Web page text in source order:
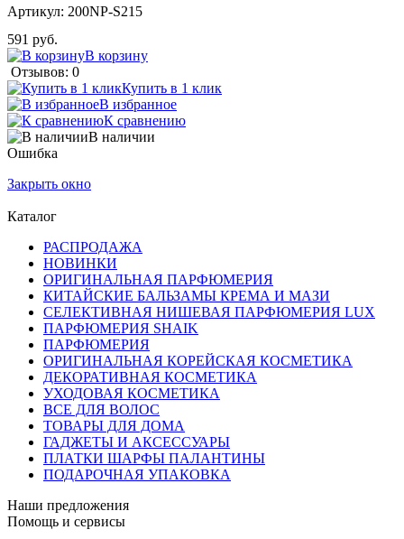
Артикул: 200NP-S215
591 руб.
В корзину
Отзывов: 0
Купить в 1 клик
В избранное
К сравнению
В наличии
Ошибка
Закрыть окно
Каталог
РАСПРОДАЖА
НОВИНКИ
ОРИГИНАЛЬНАЯ ПАРФЮМЕРИЯ
КИТАЙСКИЕ БАЛЬЗАМЫ КРЕМА И МАЗИ
СЕЛЕКТИВНАЯ НИШЕВАЯ ПАРФЮМЕРИЯ LUX
ПАРФЮМЕРИЯ SHAIK
ПАРФЮМЕРИЯ
ОРИГИНАЛЬНАЯ КОРЕЙСКАЯ КОСМЕТИКА
ДЕКОРАТИВНАЯ КОСМЕТИКА
УХОДОВАЯ КОСМЕТИКА
ВСЕ ДЛЯ ВОЛОС
ТОВАРЫ ДЛЯ ДОМА
ГАДЖЕТЫ И АКСЕССУАРЫ
ПЛАТКИ ШАРФЫ ПАЛАНТИНЫ
ПОДАРОЧНАЯ УПАКОВКА
Наши предложения
Помощь и сервисы